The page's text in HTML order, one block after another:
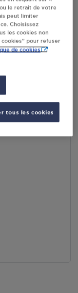
transfert hors UE
savoir plus
le retrait de votre
peut limiter
Choisissez
les cookies non
pour refuser
de cookies
tous les cookies